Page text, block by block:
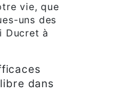
vie, que
uns des
Ducret à
dans